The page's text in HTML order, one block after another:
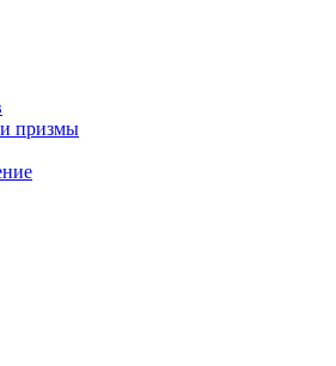
и призмы